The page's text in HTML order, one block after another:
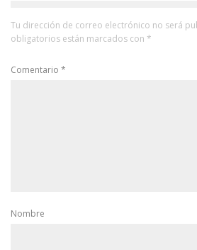
Tu dirección de correo electrónico no será
obligatorios están marcados con *
Comentario *
Nombre